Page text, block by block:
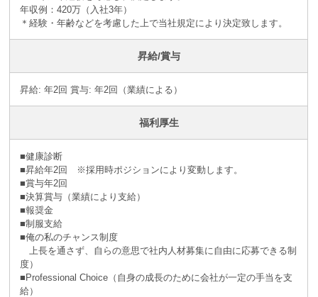
年収例：420万（入社3年）
＊経験・年齢などを考慮した上で当社規定により決定致します。
昇給/賞与
昇給: 年2回 賞与: 年2回（業績による）
福利厚生
■健康診断
■昇給年2回 ※採⽤時ポジションにより変動します。
■賞与年2回
■決算賞与（業績により⽀給）
■報奨⾦
■制服支給
■俺の私のチャンス制度
上長を通さず、自らの意思で社内人材募集に自由に応募できる制
度）
■Professional Choice（自身の成長のために会社が⼀定の手当を支
給）